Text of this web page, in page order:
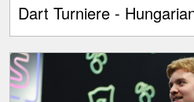
Dart Turniere -